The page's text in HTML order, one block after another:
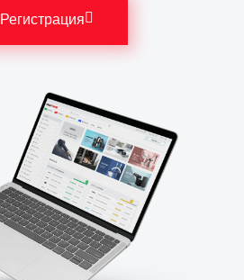
Регистрация